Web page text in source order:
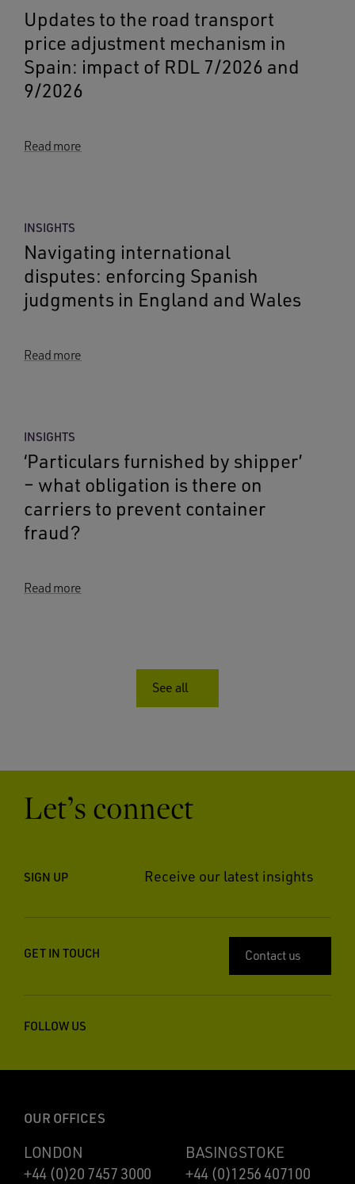
Updates to the road transport
price adjustment mechanism in
Spain: impact of RDL 7/2026 and
9/2026
Read more
INSIGHTS
Navigating international
disputes: enforcing Spanish
judgments in England and Wales
Read more
INSIGHTS
‘Particulars furnished by shipper’
– what obligation is there on
carriers to prevent container
fraud?
Read more
See all
Let’s connect
SIGN UP Receive our latest insights
GET IN TOUCH Contact us
FOLLOW US
OUR OFFICES
LONDON
+44 (0)20 7457 3000
BASINGSTOKE
+44 (0)1256 407100